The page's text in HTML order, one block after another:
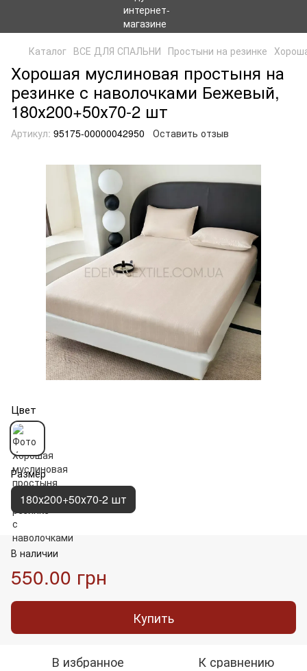
Каталог ВСЕ ДЛЯ СПАЛЬНИ Простыни на резинке
Хорошая муслиновая простыня на
резинке с наволочками Бежевый,
180х200+50х70-2 шт
Артикул: 95175-00000042950 Оставить отзыв
Цвет
Размер
180х200+50х70-2 шт
В наличии
550.00 грн
Купить
В избранное К сравнению